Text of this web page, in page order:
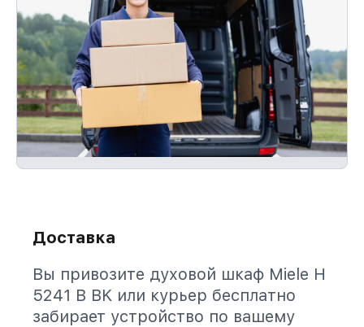
Доставка
Вы привозите духовой шкаф Miele H
5241 B BK или курьер бесплатно
забирает устройство по вашему